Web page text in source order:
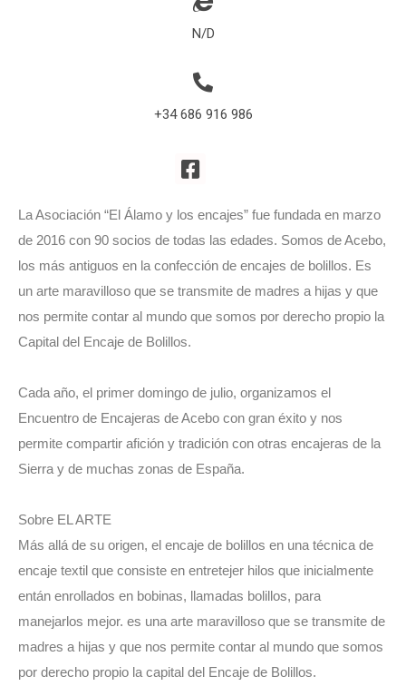
N/D
+34 686 916 986
La Asociación “El Álamo y los encajes” fue fundada en marzo
de 2016 con 90 socios de todas las edades. Somos de Acebo,
los más antiguos en la confección de encajes de bolillos. Es
un arte maravilloso que se transmite de madres a hijas y que
nos permite contar al mundo que somos por derecho propio la
Capital del Encaje de Bolillos.
Cada año, el primer domingo de julio, organizamos el
Encuentro de Encajeras de Acebo con gran éxito y nos
permite compartir afición y tradición con otras encajeras de la
Sierra y de muchas zonas de España.
Sobre EL ARTE
Más allá de su origen, el encaje de bolillos en una técnica de
encaje textil que consiste en entretejer hilos que inicialmente
entán enrollados en bobinas, llamadas bolillos, para
manejarlos mejor. es una arte maravilloso que se transmite de
madres a hijas y que nos permite contar al mundo que somos
por derecho propio la capital del Encaje de Bolillos.